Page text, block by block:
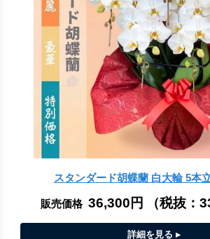
スタンダード胡蝶蘭 白大輪 5本
販売価格 36,300円 （税抜：